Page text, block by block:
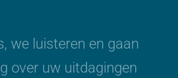
we luisteren en gaan
over uw uitdagingen